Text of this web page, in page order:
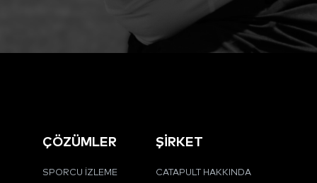
ÇÖZÜMLER
SPORCU İZLEME
ŞİRKET
CATAPULT HAKKINDA